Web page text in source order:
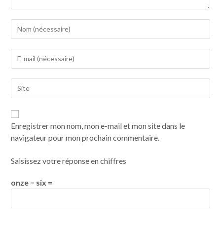
Enregistrer mon nom, mon e-mail et mon site dans le
navigateur pour mon prochain commentaire.
Saisissez votre réponse en chiffres
onze − six =